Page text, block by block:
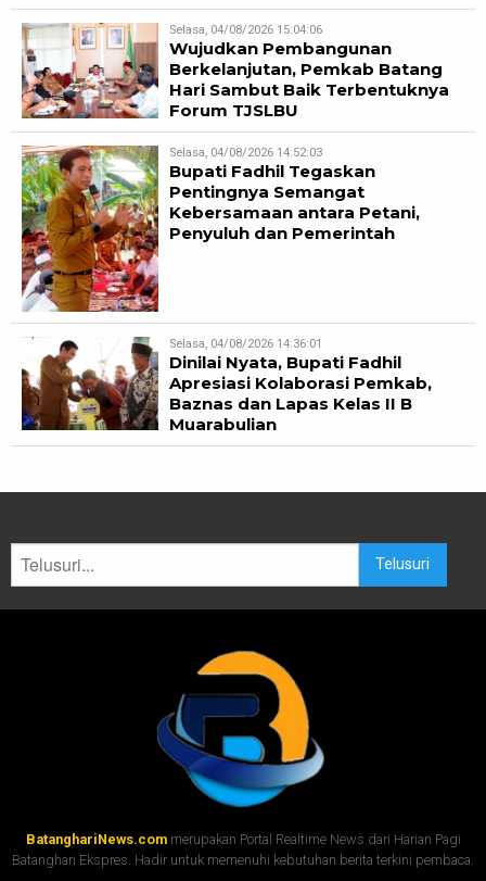
Selasa, 04/08/2026 15:04:06
Wujudkan Pembangunan
Berkelanjutan, Pemkab Batang
Hari Sambut Baik Terbentuknya
Forum TJSLBU
Selasa, 04/08/2026 14:52:03
Bupati Fadhil Tegaskan
Pentingnya Semangat
Kebersamaan antara Petani,
Penyuluh dan Pemerintah
Selasa, 04/08/2026 14:36:01
Dinilai Nyata, Bupati Fadhil
Apresiasi Kolaborasi Pemkab,
Baznas dan Lapas Kelas II B
Muarabulian
Telusuri
BatanghariNews.commerupakan Portal Realtime News dari Harian Pagi
Batanghari Ekspres. Hadir untuk memenuhi kebutuhan berita terkini pembaca.